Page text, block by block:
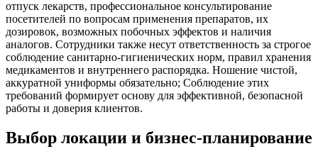
отпуск лекарств, профессиональное консультирование
посетителей по вопросам применения препаратов, их
дозировок, возможных побочных эффектов и наличия
аналогов. Сотрудники также несут ответственность за строгое
соблюдение санитарно-гигиенических норм, правил хранения
медикаментов и внутреннего распорядка. Ношение чистой,
аккуратной униформы обязательно; Соблюдение этих
требований формирует основу для эффективной, безопасной
работы и доверия клиентов.
Выбор локации и бизнес-планирование